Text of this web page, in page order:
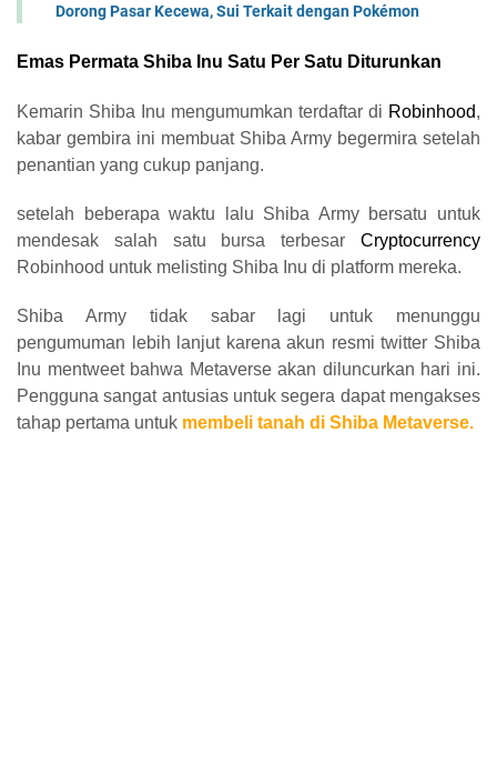
Dorong Pasar Kecewa, Sui Terkait dengan Pokémon
Emas Permata Shiba Inu Satu Per Satu Diturunkan
Kemarin Shiba Inu mengumumkan terdaftar di Robinhood,
kabar gembira ini membuat Shiba Army begermira setelah
penantian yang cukup panjang.
setelah beberapa waktu lalu Shiba Army bersatu untuk
mendesak salah satu bursa terbesar Cryptocurrency
Robinhood untuk melisting Shiba Inu di platform mereka.
Shiba Army tidak sabar lagi untuk menunggu
pengumuman lebih lanjut karena akun resmi twitter Shiba
Inu mentweet bahwa Metaverse akan diluncurkan hari ini.
Pengguna sangat antusias untuk segera dapat mengakses
tahap pertama untuk membeli tanah di Shiba Metaverse.